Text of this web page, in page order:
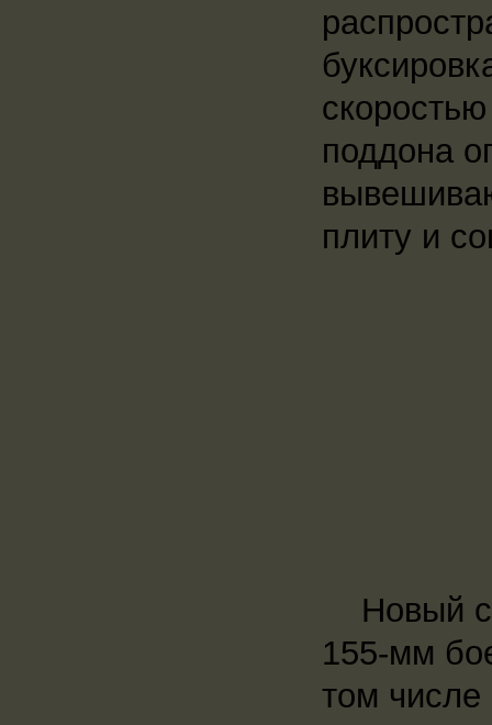
поддона
плиту и
Новый
155-мм
том